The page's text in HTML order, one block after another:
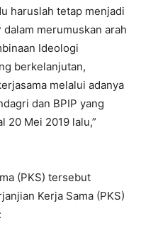
haruslah tetap menjadi
merumuskan arah
Ideologi
berkelanjutan,
melalui adanya
dan BPIP yang
20 Mei 2019 lalu,”
(PKS) tersebut
Kerja Sama (PKS)